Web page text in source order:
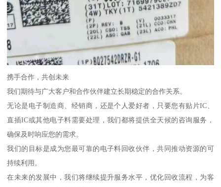
携手合作，共创未来
我们期待与广大客户和合作伙伴建立长期稳定的合作关系。
无论是电子制造商、经销商，还是个人爱好者，只要您有贴片IC、
直插IC或其他电子料需要处理，我们都将提供全天候的咨询服务，
确保及时响应您的需求。
我们的目标是成为您最可靠的电子料回收伙伴，共同推动资源的可
持续利用。
在未来的发展中，我们将继续提升服务水平，优化回收流程，为客